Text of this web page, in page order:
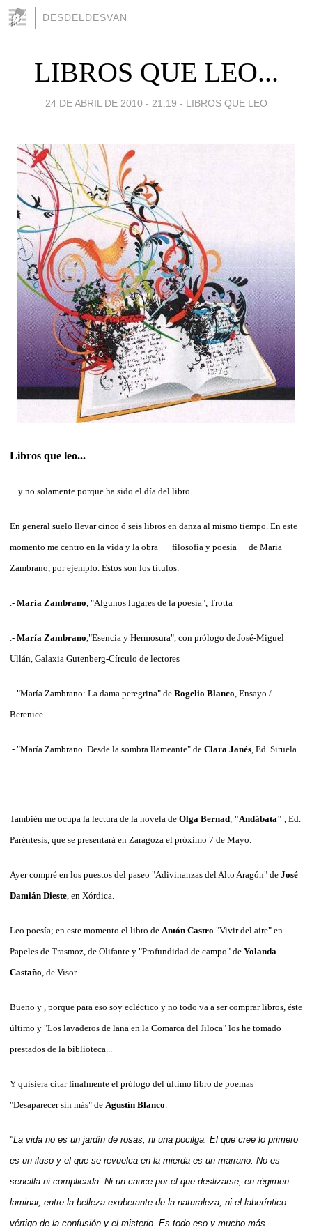
DESDELDESVAN
LIBROS QUE LEO...
24 DE ABRIL DE 2010 - 21:19 - LIBROS QUE LEO
Libros que leo...
... y no solamente porque ha sido el día del libro.
En general suelo llevar cinco ó seis libros en danza al mismo tiempo. En este
momento me centro en la vida y la obra __ filosofía y poesia__ de María
Zambrano, por ejemplo. Estos son los títulos:
.- María Zambrano , "Algunos lugares de la poesía", Trotta
.- María Zambrano ,"Esencia y Hermosura", con prólogo de José-Miguel
Ullán, Galaxia Gutenberg-Círculo de lectores
.- "María Zambrano: La dama peregrina" de Rogelio Blanco , Ensayo /
Berenice
.- "María Zambrano. Desde la sombra llameante" de Clara Janés , Ed. Siruela
También me ocupa la lectura de la novela de Olga Bernad "Andábata" , Ed.
Paréntesis, que se presentará en Zaragoza el próximo 7 de Mayo.
Ayer compré en los puestos del paseo "Adivinanzas del Alto Aragón" de José
Damián Dieste , en Xórdica.
Leo poesía; en este momento el libro de Antón Castro "Vivir del aire" en
Papeles de Trasmoz, de Olifante y "Profundidad de campo" de Yolanda
Castaño , de Visor.
Bueno y , porque para eso soy ecléctico y no todo va a ser comprar libros, éste
último y "Los lavaderos de lana en la Comarca del Jiloca" los he tomado
prestados de la biblioteca...
Y quisiera citar finalmente el prólogo del último libro de poemas
"Desaparecer sin más" de Agustín Blanco
"La vida no es un jardín de rosas, ni una pocilga. El que cree lo primero
es un iluso y el que se revuelca en la mierda es un marrano. No es
sencilla ni complicada. Ni un cauce por el que deslizarse, en régimen
laminar, entre la belleza exuberante de la naturaleza, ni el laberíntico
vértigo de la confusión y el misterio. Es todo eso y mucho más.